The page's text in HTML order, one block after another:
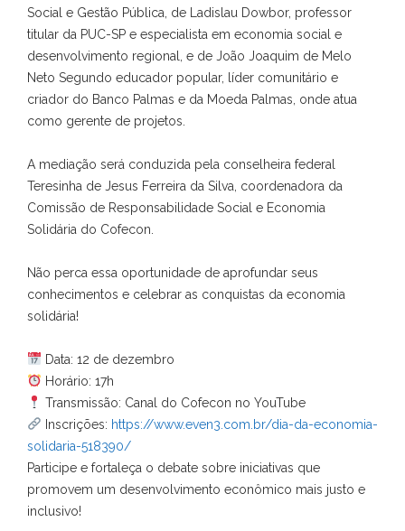
Social e Gestão Pública, de Ladislau Dowbor, professor
titular da PUC-SP e especialista em economia social e
desenvolvimento regional, e de João Joaquim de Melo
Neto Segundo educador popular, líder comunitário e
criador do Banco Palmas e da Moeda Palmas, onde atua
como gerente de projetos.
A mediação será conduzida pela conselheira federal
Teresinha de Jesus Ferreira da Silva, coordenadora da
Comissão de Responsabilidade Social e Economia
Solidária do Cofecon.
Não perca essa oportunidade de aprofundar seus
conhecimentos e celebrar as conquistas da economia
solidária!
Data: 12 de dezembro
Horário: 17h
Transmissão: Canal do Cofecon no YouTube
Inscrições: https://www.even3.com.br/dia-da-economia-
solidaria-518390/
Participe e fortaleça o debate sobre iniciativas que
promovem um desenvolvimento econômico mais justo e
inclusivo!